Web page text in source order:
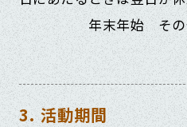
年末年始 その他
3. 活動期間